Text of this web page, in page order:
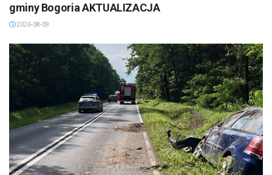
gminy Bogoria AKTUALIZACJA
2026-08-09